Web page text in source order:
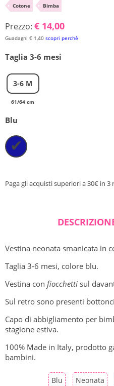
• Cotone • Bimba
Prezzo: € 14,00
Guadagni € 1,40 scopri perchè
Taglia 3-6 mesi
3-6 M
61/64 cm
Blu
✔
Paga gli acquisti superiori a 30€ in 3
Vestina neonata smanicata in
Taglia 3-6 mesi, colore blu.
Vestina con fiocchetti sul
Sul retro sono presenti
Capo di abbigliamento per
stagione estiva.
100% Made in Italy, prodotto
bambini.
Blu Neonata